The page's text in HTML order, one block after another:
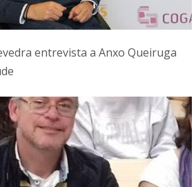
entrevista a Anxo Queiruga